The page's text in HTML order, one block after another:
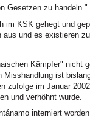
Gesetzen zu handeln."
im KSK gehegt und
und es existieren
Kämpfer" nicht
Misshandlung ist
zufolge im Januar
und verhöhnt wurde.
interniert